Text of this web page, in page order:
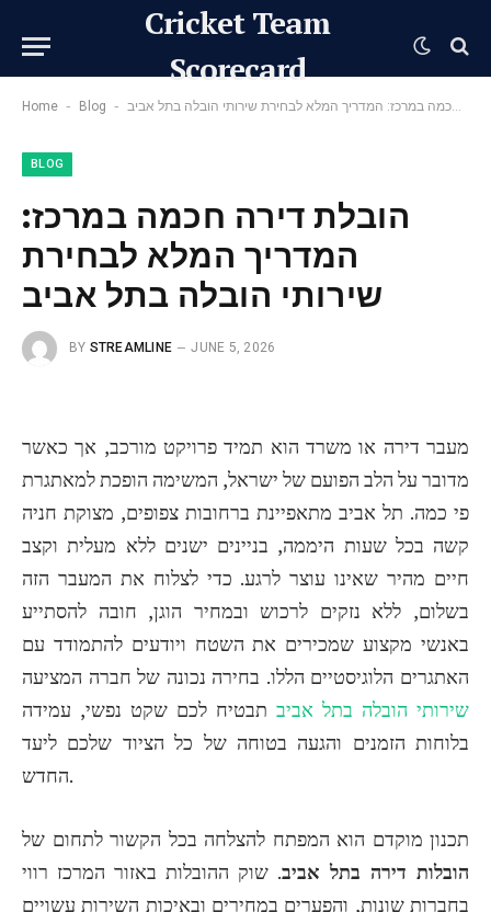
Cricket Team
Scorecard
Home - Blog - הובלת דירה חכמה במרכז: המדריך המלא לבחירת שירותי הובלה בתל אביב
BLOG
הובלת דירה חכמה במרכז:
המדריך המלא לבחירת
שירותי הובלה בתל אביב
BY STREAMLINE JUNE 5, 2026
מעבר דירה או משרד הוא תמיד פרויקט מורכב, אך כאשר
מדובר על הלב הפועם של ישראל, המשימה הופכת למאתגרת
פי כמה. תל אביב מתאפיינת ברחובות צפופים, מצוקת חניה
קשה בכל שעות היממה, בניינים ישנים ללא מעלית וקצב
חיים מהיר שאינו עוצר לרגע. כדי לצלוח את המעבר הזה
בשלום, ללא נזקים לרכוש ובמחיר הוגן, חובה להסתייע
באנשי מקצוע שמכירים את השטח ויודעים להתמודד עם
האתגרים הלוגיסטיים הללו. בחירה נכונה של חברה המציעה
שירותי הובלה בתל אביב תבטיח לכם שקט נפשי, עמידה
בלוחות הזמנים והגעה בטוחה של כל הציוד שלכם ליעד
החדש.
תכנון מוקדם הוא המפתח להצלחה בכל הקשור לתחום של
הובלות דירה בתל אביב. שוק ההובלות באזור המרכז רווי
בחברות שונות, והפערים במחירים ובאיכות השירות עשויים